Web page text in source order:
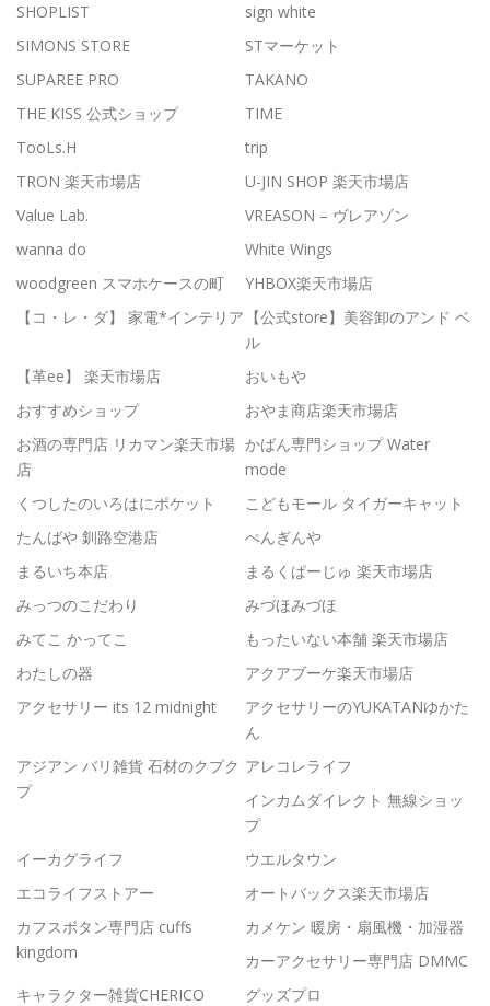
SHOPLIST
sign white
SIMONS STORE
STマーケット
SUPAREE PRO
TAKANO
THE KISS 公式ショップ
TIME
TooLs.H
trip
TRON 楽天市場店
U-JIN SHOP 楽天市場店
Value Lab.
VREASON – ヴレアゾン
wanna do
White Wings
woodgreen スマホケースの町
YHBOX楽天市場店
【コ・レ・ダ】 家電*インテリア 【公式store】美容卸のアンド ベ
ル
【革ee】 楽天市場店
おいもや
おすすめショップ
おやま商店楽天市場店
お酒の専門店 リカマン楽天市場
店
かばん専門ショップ Water
mode
くつしたのいろはにポケット
こどもモール タイガーキャット
たんばや 釧路空港店
ぺんぎんや
まるいち本店
まるくぱーじゅ 楽天市場店
みっつのこだわり
みづほみづほ
みてこ かってこ
もったいない本舗 楽天市場店
わたしの器
アクアブーケ楽天市場店
アクセサリー its 12 midnight
アクセサリーのYUKATANゆかた
ん
アジアン バリ雑貨 石材のクプク
プ
アレコレライフ
インカムダイレクト 無線ショッ
プ
イーカグライフ
ウエルタウン
エコライフストアー
オートバックス楽天市場店
カフスボタン専門店 cuffs
kingdom
カメケン 暖房・扇風機・加湿器
カーアクセサリー専門店 DMMC
キャラクター雑貨CHERICO
グッズプロ